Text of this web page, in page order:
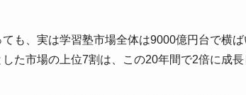
も、実は学習塾市場全体は9000億円台で横ば
た市場の上位7割は、この20年間で2倍に成長